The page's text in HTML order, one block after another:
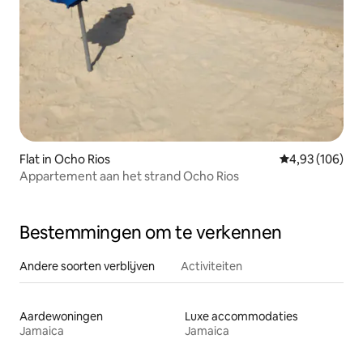
Flat in Ocho Rios Gemiddelde
4,93 (106)
Appartement aan het strand Ocho Rios
Bestemmingen om te verkennen
Andere soorten verblijven Activiteiten
Aardewoningen
Jamaica
Luxe accommodaties
Jamaica